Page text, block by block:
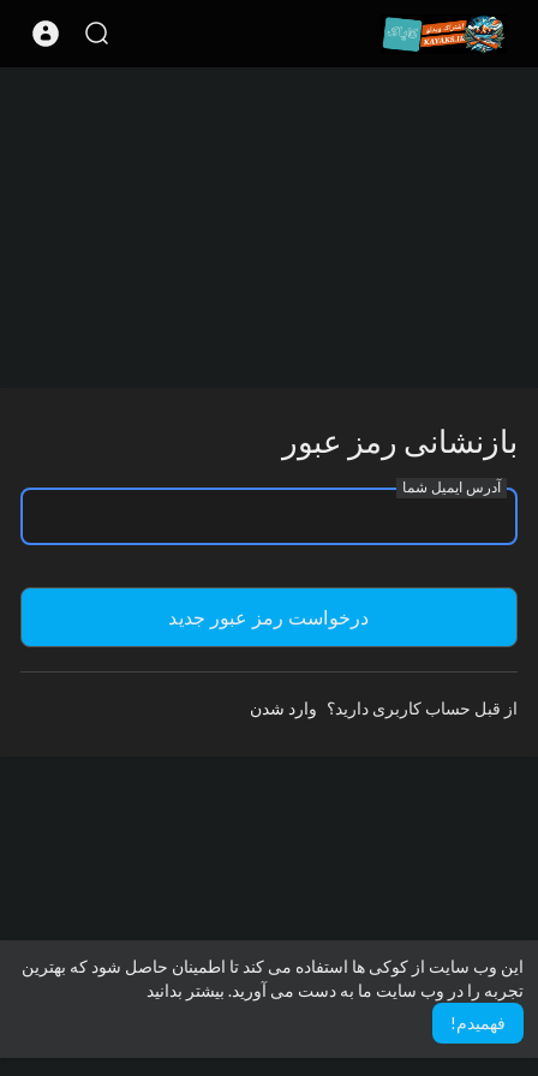
این وب سایت از کوکی ها استفاده می کند تا اطمینان حاصل شود که بهترین
تجربه را در وب سایت ما به دست می آورید. بیشتر بدانید
فهمیدم!
بازنشانی رمز عبور
آدرس ایمیل شما
از قبل حساب کاربری دارید؟ وارد شدن